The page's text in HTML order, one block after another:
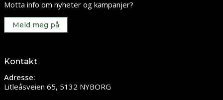
Motta info om nyheter og kampanjer?
Meld meg på
Kontakt
Adresse:
Litleåsveien 65, 5132 NYBORG